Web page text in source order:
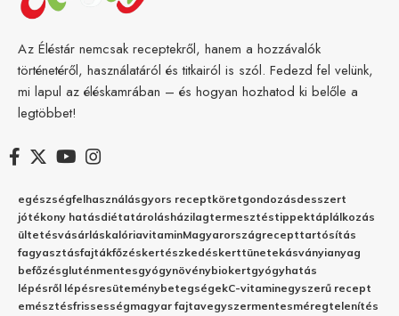
Az Éléstár nemcsak receptekről, hanem a hozzávalók
történetéről, használatáról és titkairól is szól. Fedezd fel velünk,
mi lapul az éléskamrában – és hogyan hozhatod ki belőle a
legtöbbet!
egészségfelhasználásgyors receptköretgondozásdesszert
jótékony hatásdiétatárolásházilagtermesztéstippektáplálkozás
ültetésvásárláskalóriavitaminMagyarországrecepttartósítás
fagyasztásfajtákfőzéskertészkedéskerttünetekásványianyag
befőzésgluténmentesgyógynövénybiokertgyógyhatás
lépésről lépésresüteménybetegségekC-vitaminegyszerű recept
emésztésfrissességmagyar fajtavegyszermentesméregtelenítés